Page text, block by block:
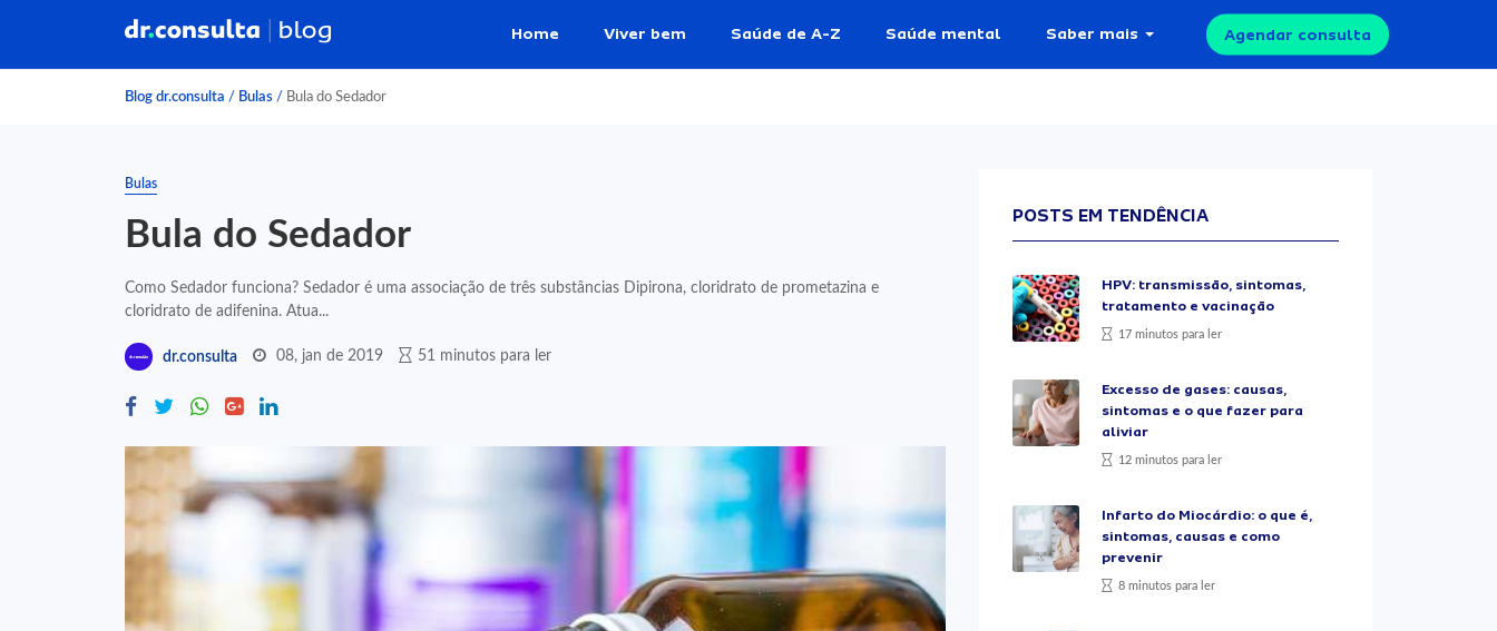
Home Viver bem Saúde de A-Z Saúde mental Saber mais Agendar consulta
Blog dr.consulta / Bulas / Bula do Sedador
Bulas
Bula do Sedador
Como Sedador funciona? Sedador é uma associação de três substâncias Dipirona, cloridrato de prometazina e
cloridrato de adifenina. Atua...
dr.consulta 08, jan de 2019 51 minutos para ler
POSTS EM TENDÊNCIA
HPV: transmissão, sintomas,
tratamento e vacinação
17 minutos para ler
Excesso de gases: causas,
sintomas e o que fazer para
aliviar
12 minutos para ler
Infarto do Miocárdio: o que é,
sintomas, causas e como
prevenir
8 minutos para ler